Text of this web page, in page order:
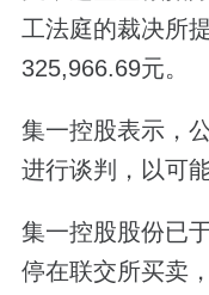
工法庭的裁决所
325,966.69元。
集一控股表示，
进行谈判，以可
集一控股股份已
停在联交所买卖